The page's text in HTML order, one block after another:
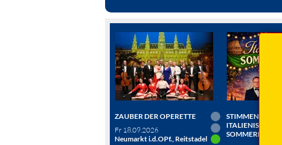
ZAUBER DER OPERETTE
Fr 18.09.2026
Neumarkt i.d.OPf., Reitstadel
STIMMEN DER
ITALIENISCHE
SOMMERNACHT